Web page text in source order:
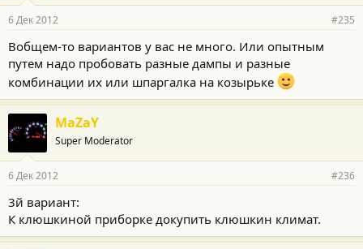
6 Дек 2012 #235
Вобщем-то вариантов у вас не много. Или опытным
путем надо пробовать разные дампы и разные
комбинации их или шпаргалка на козырьке
MaZaY
Super Moderator
6 Дек 2012 #236
3й вариант:
К клюшкиной приборке докупить клюшкин климат.